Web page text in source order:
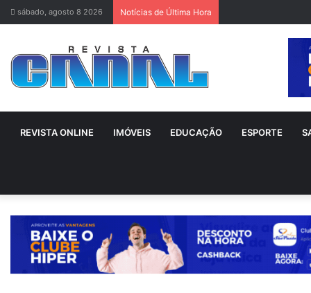
sábado, agosto 8 2026 Notícias de Última Hora
REVISTA ONLINE IMÓVEIS EDUCAÇÃO ESPORTE